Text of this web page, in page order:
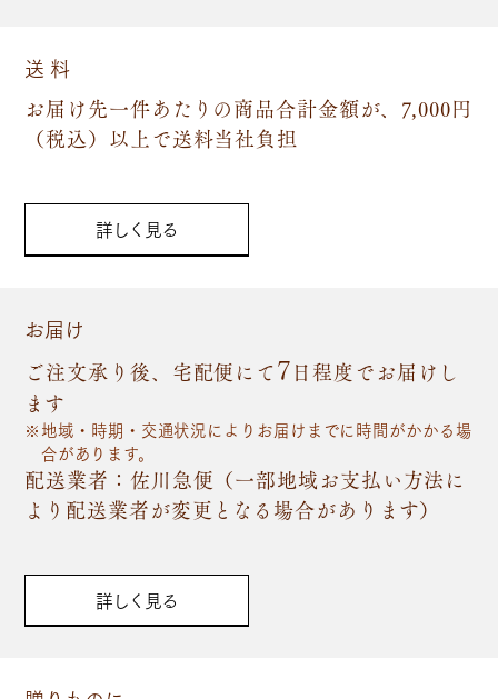
送 料
お届け先一件あたりの商品合計金額が、7,000円
（税込）以上で送料当社負担
詳しく見る
お届け
ご注文承り後、宅配便にて7日程度でお届けし
ます
地域・時期・交通状況によりお届けまでに時間がかかる場
合があります。
配送業者：佐川急便（一部地域お支払い方法に
より配送業者が変更となる場合があります）
詳しく見る